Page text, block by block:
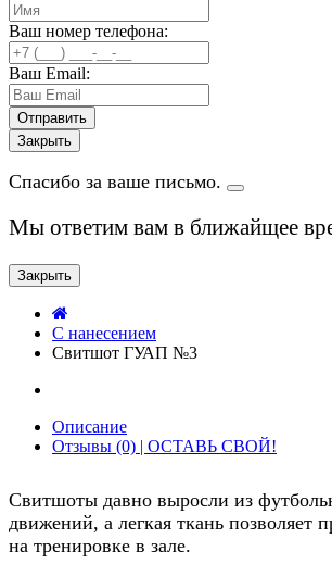
Ваш номер телефона:
Ваш Email:
Закрыть
Спасибо за ваше письмо.
Мы ответим вам в ближайщее
Закрыть
C нанесением
Свитшот ГУАП №3
Описание
Отзывы (0) | ОСТАВЬ СВОЙ!
Свитшоты давно выросли из
движений, а легкая ткань позволяет
на тренировке в зале.